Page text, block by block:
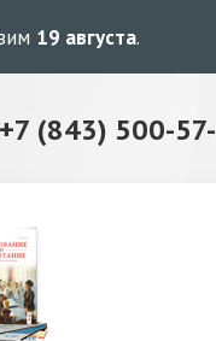
19 августа.
+7 (843) 500-